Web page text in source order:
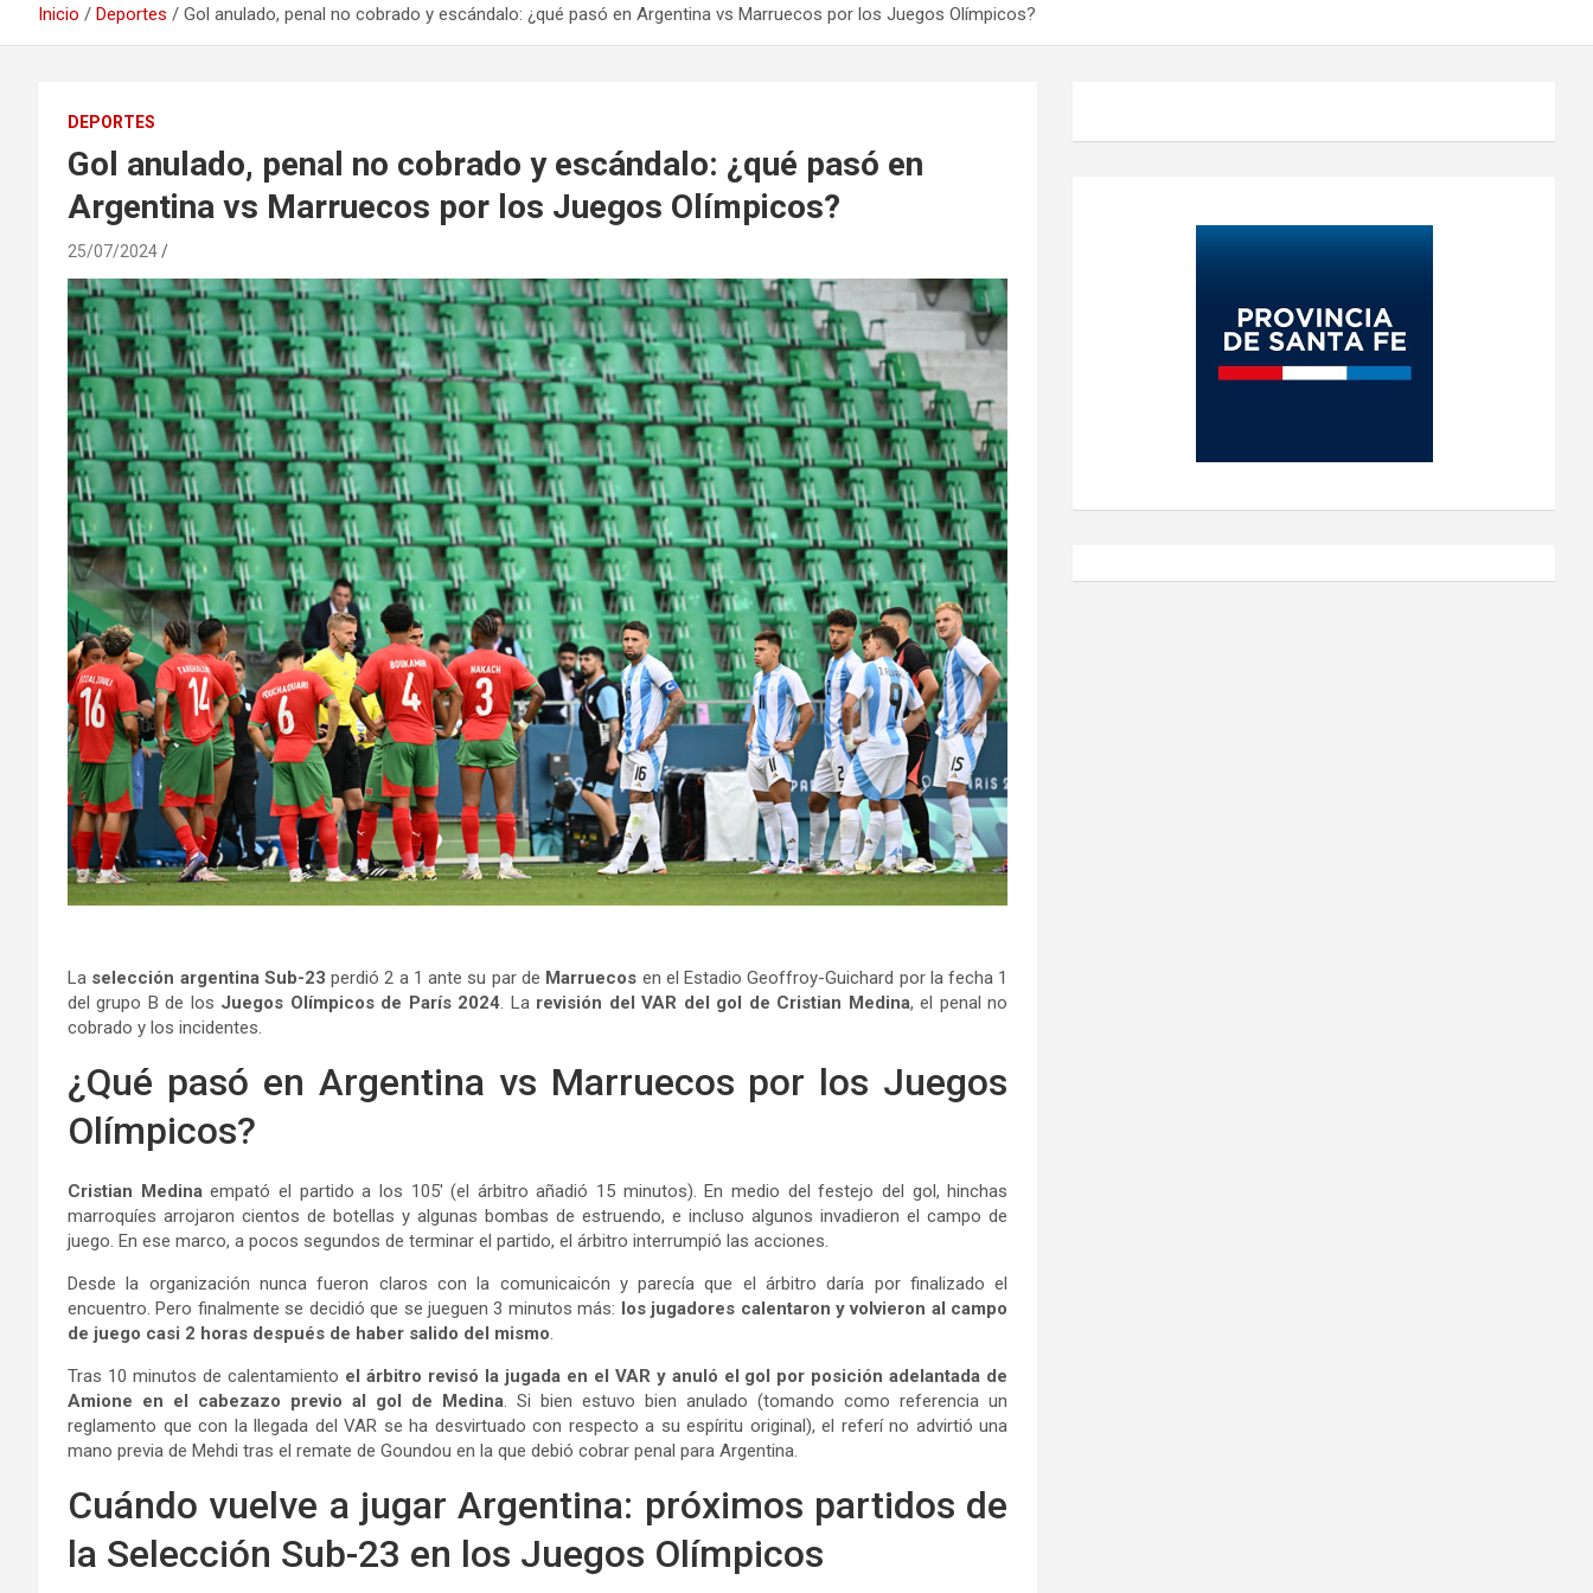
Inicio Deportes Gol anulado, penal no cobrado y escándalo: ¿qué pasó en Argentina vs Marruecos por los Juegos Olímpicos?
DEPORTES
Gol anulado, penal no cobrado y escándalo: ¿qué pasó en
Argentina vs Marruecos por los Juegos Olímpicos?
25/07/2024
La selección argentina Sub-23 perdió 2 a 1 ante su par de Marruecos en el Estadio Geoffroy-Guichard por la fecha 1
del grupo B de los Juegos Olímpicos de París 2024. La revisión del VAR del gol de Cristian Medina, el penal no
cobrado y los incidentes.
¿Qué pasó en Argentina vs Marruecos por los Juegos
Olímpicos?
Cristian Medinaempató el partido a los 105′ (el árbitro añadió 15 minutos). En medio del festejo del gol, hinchas
marroquíes arrojaron cientos de botellas y algunas bombas de estruendo, e incluso algunos invadieron el campo de
juego. En ese marco, a pocos segundos de terminar el partido, el árbitro interrumpió las acciones.
Desde la organización nunca fueron claros con la comunicaicón y parecía que el árbitro daría por finalizado el
encuentro. Pero finalmente se decidió que se jueguen 3 minutos más: los jugadores calentaron y volvieron al campo
de juego casi 2 horas después de haber salido del mismo.
Tras 10 minutos de calentamiento el árbitro revisó la jugada en el VAR y anuló el gol por posición adelantada de
Amione en el cabezazo previo al gol de Medina. Si bien estuvo bien anulado (tomando como referencia un
reglamento que con la llegada del VAR se ha desvirtuado con respecto a su espíritu original), el referí no advirtió una
mano previa de Mehdi tras el remate de Goundou en la que debió cobrar penal para Argentina.
Cuándo vuelve a jugar Argentina: próximos partidos de
la Selección Sub-23 en los Juegos Olímpicos